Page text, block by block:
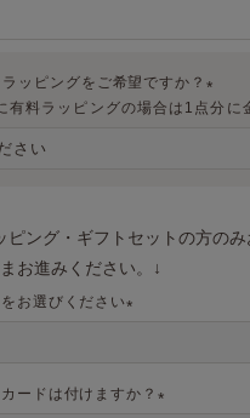
ッピングをご希望ですか？
(
有料ラッピングの場合は1点分に
ピング・ギフトセットの方の
お進みください。↓
お選びください
須
カードは付けますか？